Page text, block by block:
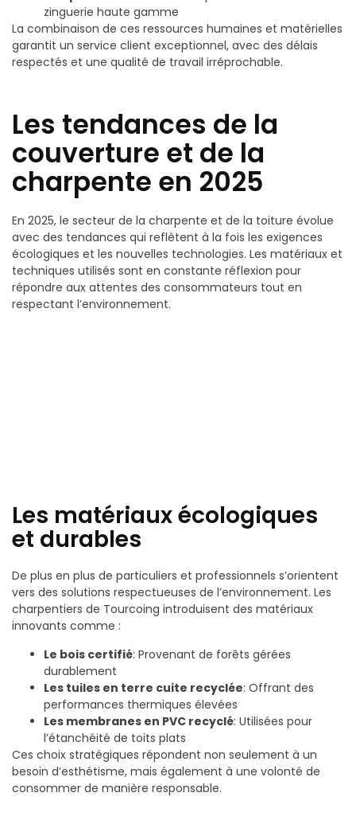
zinguerie haute gamme
La combinaison de ces ressources humaines et matérielles
garantit un service client exceptionnel, avec des délais
respectés et une qualité de travail irréprochable.
Les tendances de la
couverture et de la
charpente en 2025
En 2025, le secteur de la charpente et de la toiture évolue
avec des tendances qui reflètent à la fois les exigences
écologiques et les nouvelles technologies. Les matériaux et
techniques utilisés sont en constante réflexion pour
répondre aux attentes des consommateurs tout en
respectant l’environnement.
Les matériaux écologiques
et durables
De plus en plus de particuliers et professionnels s’orientent
vers des solutions respectueuses de l’environnement. Les
charpentiers de Tourcoing introduisent des matériaux
innovants comme :
Le bois certifié: Provenant de forêts gérées
durablement
Les tuiles en terre cuite recyclée: Offrant des
performances thermiques élevées
Les membranes en PVC recyclé: Utilisées pour
l’étanchéité de toits plats
Ces choix stratégiques répondent non seulement à un
besoin d’esthétisme, mais également à une volonté de
consommer de manière responsable.